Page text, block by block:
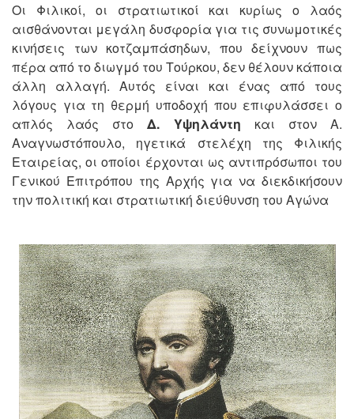
Οι Φιλικοί, οι στρατιωτικοί και κυρίως ο λαός
αισθάνονται μεγάλη δυσφορία για τις συνωμοτικές
κινήσεις των κοτζαμπάσηδων, που δείχνουν πως
πέρα από το διωγμό του Τούρκου, δεν θέλουν κάποια
άλλη αλλαγή. Αυτός είναι και ένας από τους
λόγους για τη θερμή υποδοχή που επιφυλάσσει ο
απλός λαός στοΔ. Υψηλάντη και στον Α.
Αναγνωστόπουλο, ηγετικά στελέχη της Φιλικής
Εταιρείας, οι οποίοι έρχονται ως αντιπρόσωποι του
Γενικού Επιτρόπου της Αρχής για να διεκδικήσουν
την πολιτική και στρατιωτική διεύθυνση του Αγώνα